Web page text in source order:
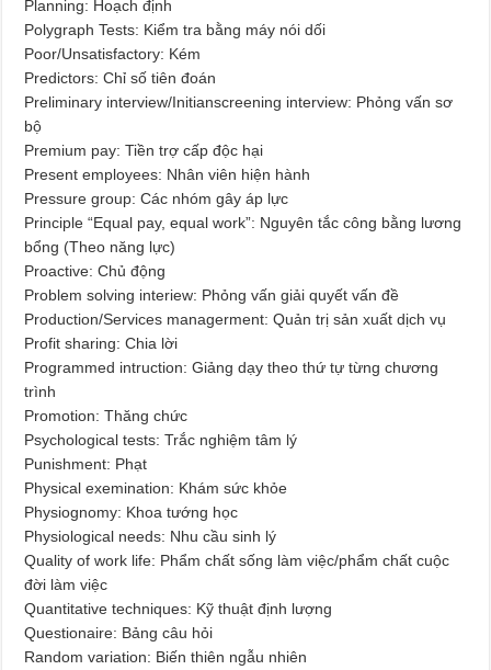
Planning: Hoạch định
Polygraph Tests: Kiểm tra bằng máy nói dối
Poor/Unsatisfactory: Kém
Predictors: Chỉ số tiên đoán
Preliminary interview/Initianscreening interview: Phỏng vấn sơ
bộ
Premium pay: Tiền trợ cấp độc hại
Present employees: Nhân viên hiện hành
Pressure group: Các nhóm gây áp lực
Principle “Equal pay, equal work”: Nguyên tắc công bằng lương
bổng (Theo năng lực)
Proactive: Chủ động
Problem solving interiew: Phỏng vấn giải quyết vấn đề
Production/Services managerment: Quản trị sản xuất dịch vụ
Profit sharing: Chia lời
Programmed intruction: Giảng dạy theo thứ tự từng chương
trình
Promotion: Thăng chức
Psychological tests: Trắc nghiệm tâm lý
Punishment: Phạt
Physical exemination: Khám sức khỏe
Physiognomy: Khoa tướng học
Physiological needs: Nhu cầu sinh lý
Quality of work life: Phẩm chất sống làm việc/phẩm chất cuộc
đời làm việc
Quantitative techniques: Kỹ thuật định lượng
Questionaire: Bảng câu hỏi
Random variation: Biến thiên ngẫu nhiên